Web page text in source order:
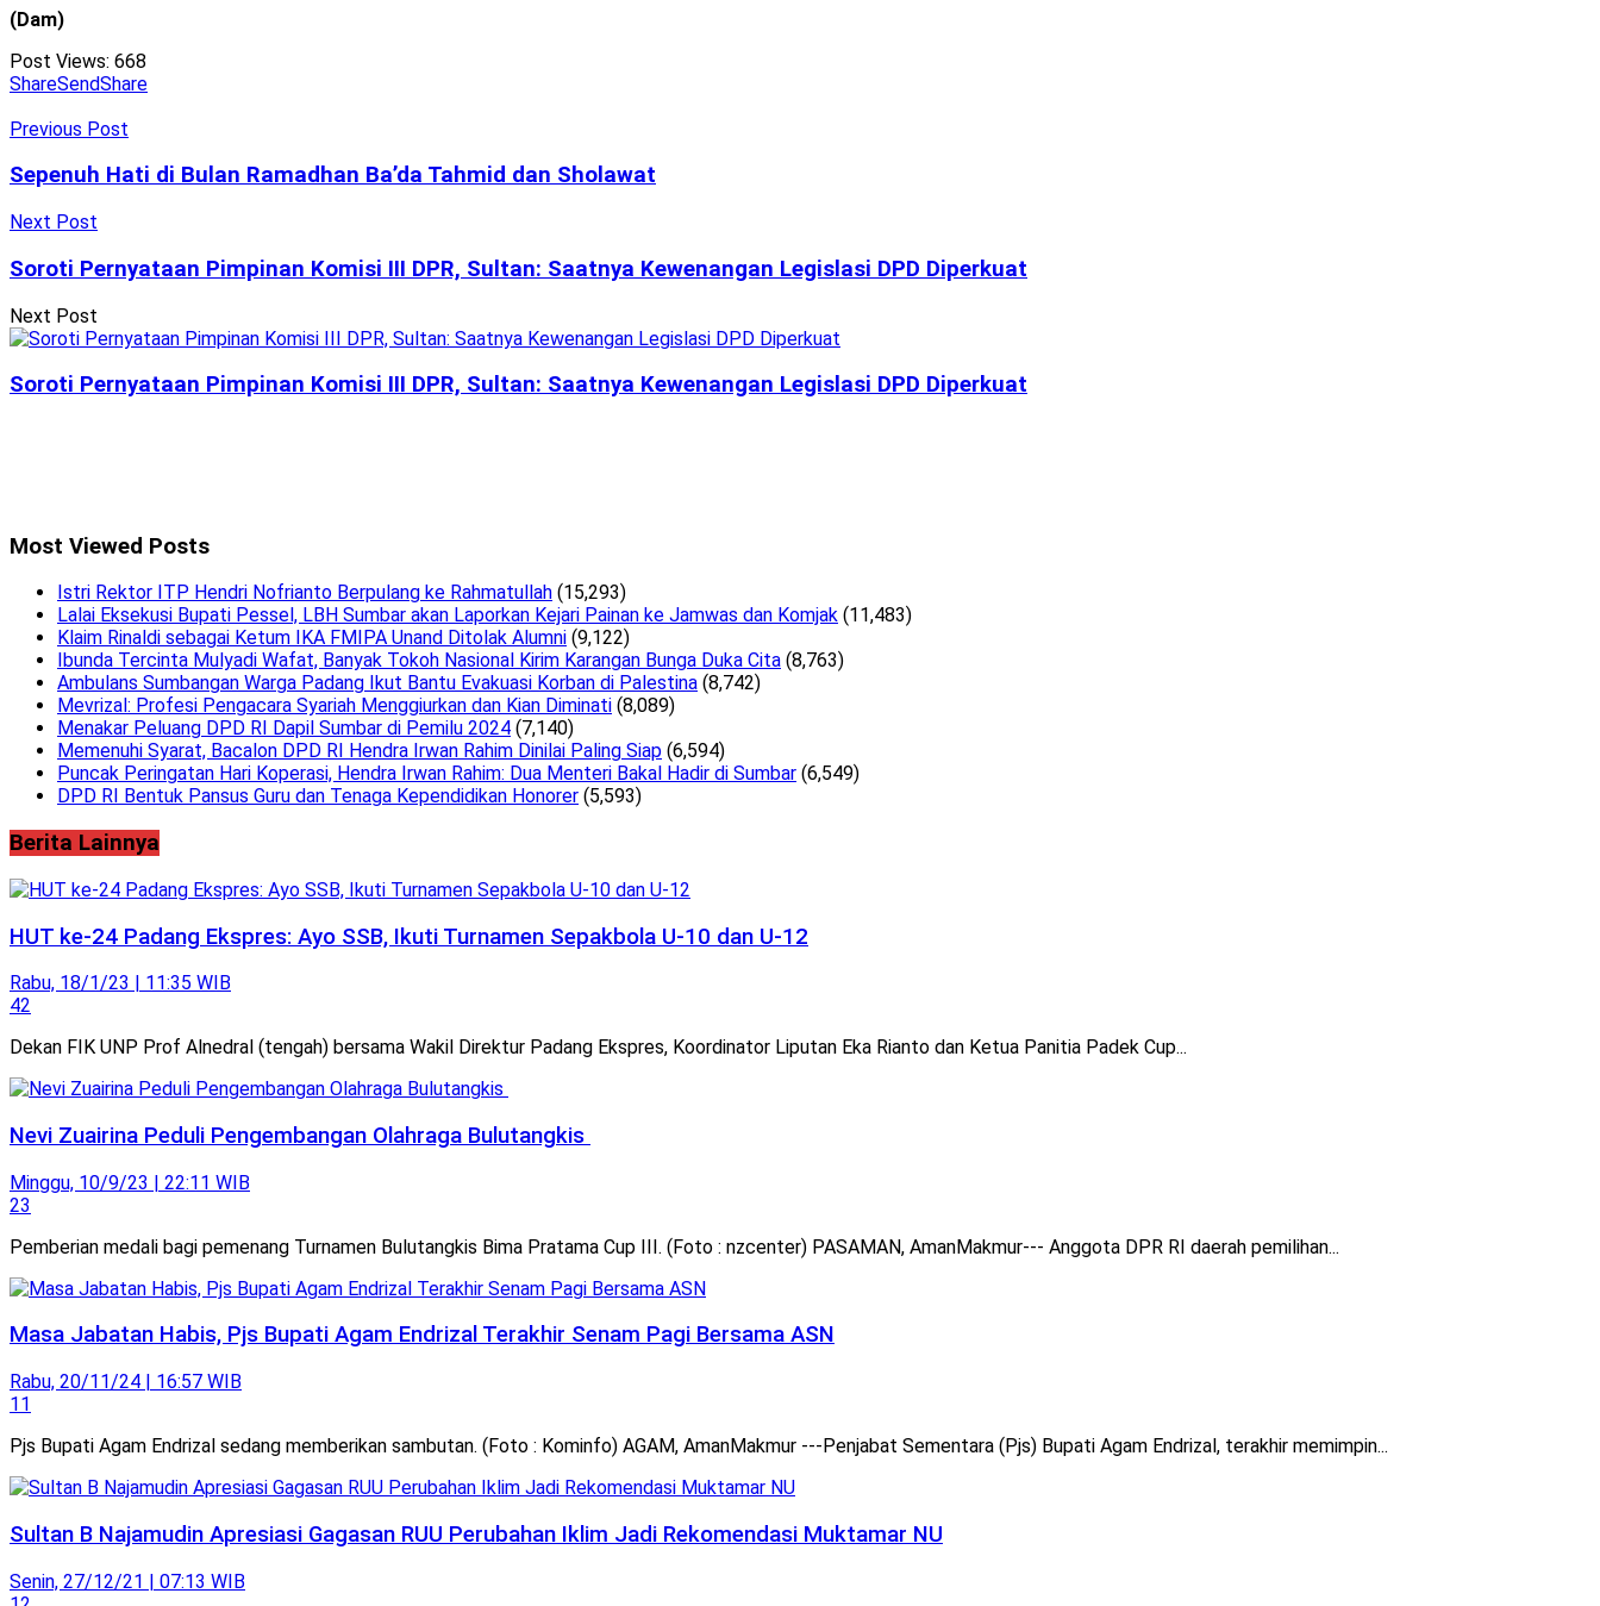
(Dam)
Post Views: 668
ShareSendShare
Previous Post
Sepenuh Hati di Bulan Ramadhan Ba’da Tahmid dan Sholawat
Next Post
Soroti Pernyataan Pimpinan Komisi III DPR, Sultan: Saatnya Kewenangan Legislasi DPD Diperkuat
Next Post
Soroti Pernyataan Pimpinan Komisi III DPR, Sultan: Saatnya Kewenangan Legislasi DPD Diperkuat
Most Viewed Posts
Istri Rektor ITP Hendri Nofrianto Berpulang ke Rahmatullah (15,293)
Lalai Eksekusi Bupati Pessel, LBH Sumbar akan Laporkan Kejari Painan ke Jamwas dan Komjak (11,483)
Klaim Rinaldi sebagai Ketum IKA FMIPA Unand Ditolak Alumni (9,122)
Ibunda Tercinta Mulyadi Wafat, Banyak Tokoh Nasional Kirim Karangan Bunga Duka Cita (8,763)
Ambulans Sumbangan Warga Padang Ikut Bantu Evakuasi Korban di Palestina (8,742)
Mevrizal: Profesi Pengacara Syariah Menggiurkan dan Kian Diminati (8,089)
Menakar Peluang DPD RI Dapil Sumbar di Pemilu 2024 (7,140)
Memenuhi Syarat, Bacalon DPD RI Hendra Irwan Rahim Dinilai Paling Siap (6,594)
Puncak Peringatan Hari Koperasi, Hendra Irwan Rahim: Dua Menteri Bakal Hadir di Sumbar (6,549)
DPD RI Bentuk Pansus Guru dan Tenaga Kependidikan Honorer (5,593)
Berita Lainnya
HUT ke-24 Padang Ekspres: Ayo SSB, Ikuti Turnamen Sepakbola U-10 dan U-12
Rabu, 18/1/23 | 11:35 WIB
42
Dekan FIK UNP Prof Alnedral (tengah) bersama Wakil Direktur Padang Ekspres, Koordinator Liputan Eka Rianto dan Ketua Panitia Padek Cup...
Nevi Zuairina Peduli Pengembangan Olahraga Bulutangkis
Minggu, 10/9/23 | 22:11 WIB
23
Pemberian medali bagi pemenang Turnamen Bulutangkis Bima Pratama Cup III. (Foto : nzcenter) PASAMAN, AmanMakmur--- Anggota DPR RI daerah pemilihan...
Masa Jabatan Habis, Pjs Bupati Agam Endrizal Terakhir Senam Pagi Bersama ASN
Rabu, 20/11/24 | 16:57 WIB
11
Pjs Bupati Agam Endrizal sedang memberikan sambutan. (Foto : Kominfo) AGAM, AmanMakmur ---Penjabat Sementara (Pjs) Bupati Agam Endrizal, terakhir memimpin...
Sultan B Najamudin Apresiasi Gagasan RUU Perubahan Iklim Jadi Rekomendasi Muktamar NU
Senin, 27/12/21 | 07:13 WIB